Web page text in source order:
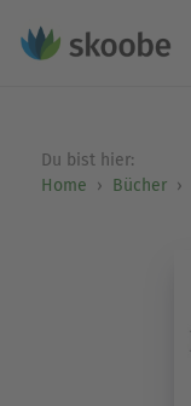
Du bist hier:
Home
Bücher